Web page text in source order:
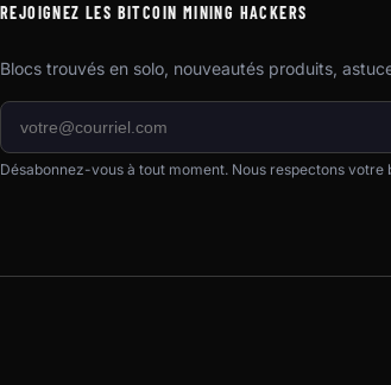
REJOIGNEZ LES BITCOIN MINING HACKERS
Blocs trouvés en solo, nouveautés produits,
Désabonnez-vous à tout moment. Nous respectons votre